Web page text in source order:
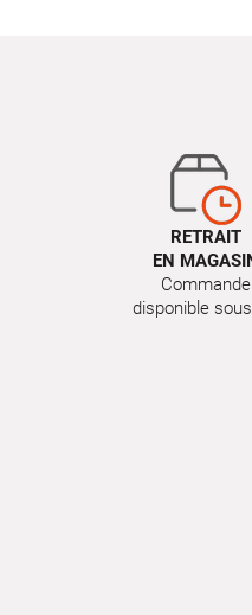
RETRAIT
EN
Commande
disponible